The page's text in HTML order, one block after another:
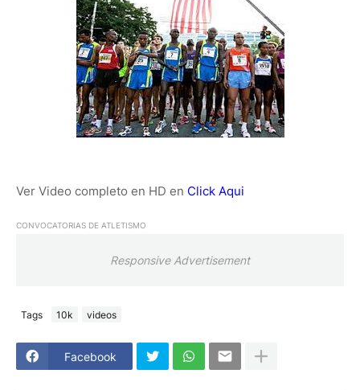
Ver Video completo en HD en Click Aqui
CONVOCATORIAS DE ATLETISMO
Responsive Advertisement
Tags 10k videos
Facebook